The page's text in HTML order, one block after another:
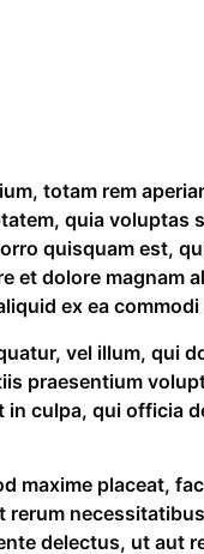
totam rem
quia voluptas
quisquam est,
et dolore magnam
ex ea
vel illum, qui
praesentium
culpa, qui officia
maxime placeat,
delectus, ut aut